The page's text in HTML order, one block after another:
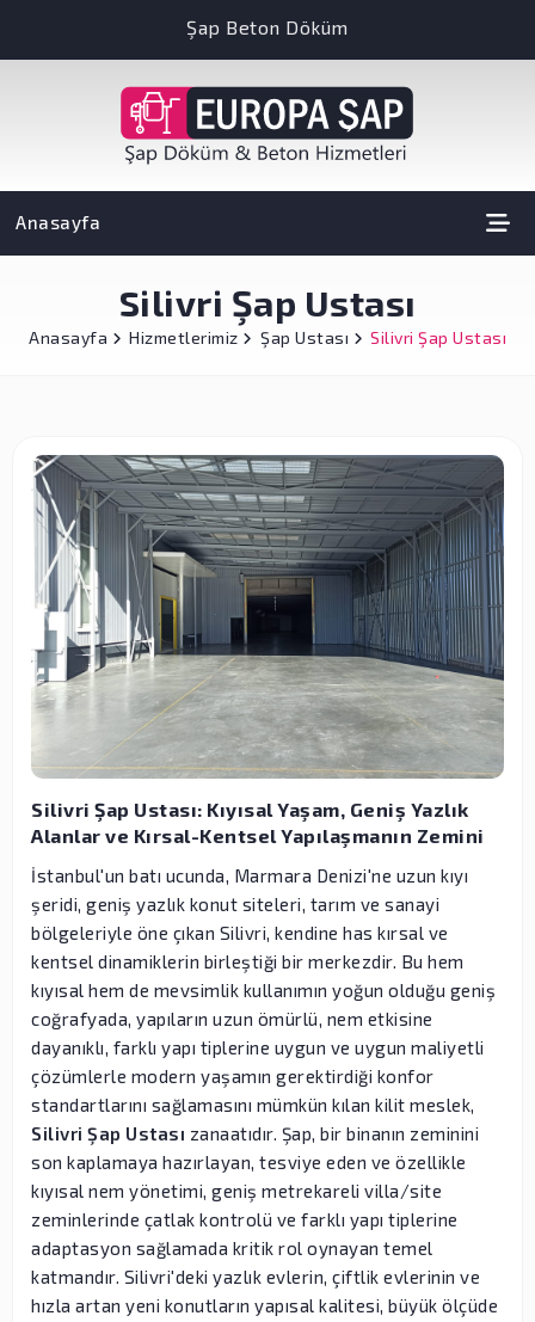
Şap Beton Döküm
Anasayfa
Silivri Şap Ustası
Anasayfa Hizmetlerimiz Şap Ustası Silivri Şap Ustası
Silivri Şap Ustası: Kıyısal Yaşam, Geniş Yazlık
Alanlar ve Kırsal-Kentsel Yapılaşmanın Zemini
İstanbul'un batı ucunda, Marmara Denizi'ne uzun kıyı
şeridi, geniş yazlık konut siteleri, tarım ve sanayi
bölgeleriyle öne çıkan Silivri, kendine has kırsal ve
kentsel dinamiklerin birleştiği bir merkezdir. Bu hem
kıyısal hem de mevsimlik kullanımın yoğun olduğu geniş
coğrafyada, yapıların uzun ömürlü, nem etkisine
dayanıklı, farklı yapı tiplerine uygun ve uygun maliyetli
çözümlerle modern yaşamın gerektirdiği konfor
standartlarını sağlamasını mümkün kılan kilit meslek,
Silivri Şap Ustası zanaatıdır. Şap, bir binanın zeminini
son kaplamaya hazırlayan, tesviye eden ve özellikle
kıyısal nem yönetimi, geniş metrekareli villa/site
zeminlerinde çatlak kontrolü ve farklı yapı tiplerine
adaptasyon sağlamada kritik rol oynayan temel
katmandır. Silivri'deki yazlık evlerin, çiftlik evlerinin ve
hızla artan yeni konutların yapısal kalitesi, büyük ölçüde